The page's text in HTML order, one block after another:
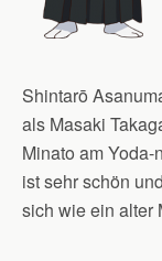
Shintarō
als Masaki
Minato am
ist sehr schön
sich wie ein alter